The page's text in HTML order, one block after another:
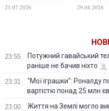
вибори
21.07.2026 29.04.2026
23:55
Потужний гавайський
раніше не бачив ніхто
23:31
"Мої іграшки": Роналду
вартістю понад 25 млн
23:00 Життя на Землі могло